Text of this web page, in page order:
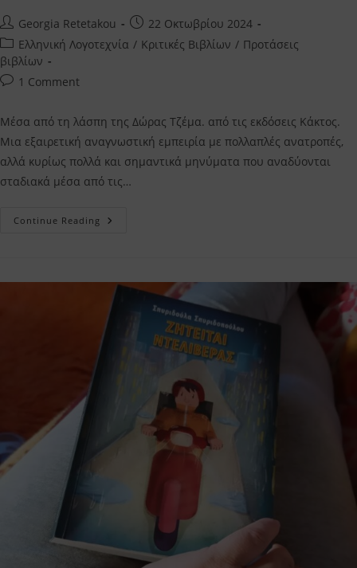
Post
author:
Georgia Retetakou
Post
published:
22 Οκτωβρίου 2024
Post
category:
Ελληνική Λογοτεχνία / Κριτικές Βιβλίων / Προτάσεις
βιβλίων
Post1 Comment
Μέσα από τη λάσπη της Δώρας Τζέμα. από τις εκδόσεις Κάκτος.
Μια εξαιρετική αναγνωστική εμπειρία με πολλαπλές ανατροπές,
αλλά κυρίως πολλά και σημαντικά μηνύματα που αναδύονται
σταδιακά μέσα από τις…
Continue Reading Μέσα
–
Κριτική
Μου